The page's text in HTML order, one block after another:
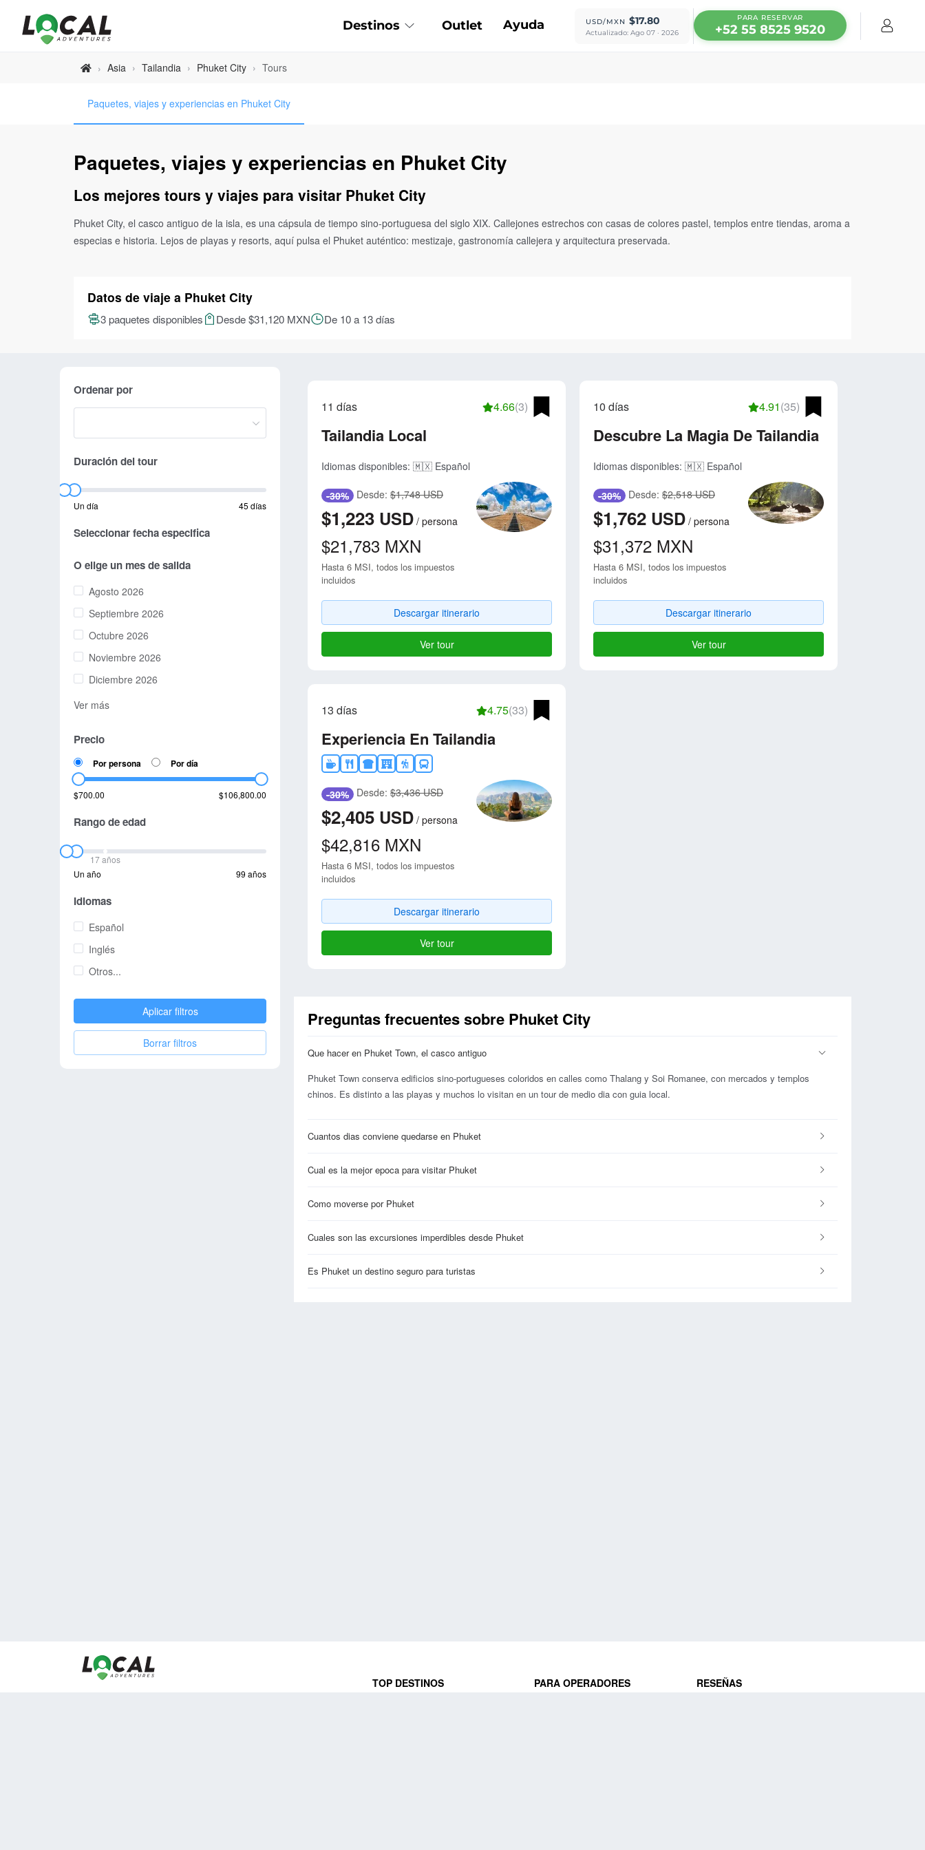
Destinos Outlet Ayuda USD/MXN $17.80
Actualizado: Ago 07 · 2026
PARA RESERVAR
+52 55 8525 9520
› Asia › Tailandia › Phuket City › Tours
Paquetes, viajes y experiencias en Phuket City
Paquetes, viajes y experiencias en Phuket City
Los mejores tours y viajes para visitar Phuket City
Phuket City, el casco antiguo de la isla, es una cápsula de tiempo sino-portuguesa del siglo XIX. Callejones estrechos con casas de colores pastel, templos entre tiendas, aroma a
especias e historia. Lejos de playas y resorts, aquí pulsa el Phuket auténtico: mestizaje, gastronomía callejera y arquitectura preservada.
Datos de viaje a Phuket City
3 paquetes disponibles Desde $31,120 MXN De 10 a 13 días
Ordenar por
Duración del tour
Un día 45 días
Seleccionar fecha especifica
O elige un mes de salida
Agosto 2026
Septiembre 2026
Octubre 2026
Noviembre 2026
Diciembre 2026
Ver más
Precio
Por persona Por día
$700.00 $106,800.00
Rango de edad
17 años
Un año
99 años
Idiomas
Español
Inglés
Otros...
Aplicar filtros
Borrar filtros
11 días 4.66(3)
Tailandia Local
Idiomas disponibles: 🇲🇽 Español
-30% Desde: $1,748 USD
$1,223 USD / persona
$21,783 MXN
Hasta 6 MSI, todos los impuestos
incluidos
Descargar itinerario
Ver tour
10 días 4.91(35)
Descubre La Magia De Tailandia
Idiomas disponibles: 🇲🇽 Español
-30% Desde: $2,518 USD
$1,762 USD / persona
$31,372 MXN
Hasta 6 MSI, todos los impuestos
incluidos
Descargar itinerario
Ver tour
13 días 4.75(33)
Experiencia En Tailandia
-30% Desde: $3,436 USD
$2,405 USD / persona
$42,816 MXN
Hasta 6 MSI, todos los impuestos
incluidos
Descargar itinerario
Ver tour
Preguntas frecuentes sobre Phuket City
Que hacer en Phuket Town, el casco antiguo
Phuket Town conserva edificios sino-portugueses coloridos en calles como Thalang y Soi Romanee, con mercados y templos
chinos. Es distinto a las playas y muchos lo visitan en un tour de medio dia con guia local.
Cuantos dias conviene quedarse en Phuket
Cual es la mejor epoca para visitar Phuket
Como moverse por Phuket
Cuales son las excursiones imperdibles desde Phuket
Es Phuket un destino seguro para turistas
TOP DESTINOS PARA OPERADORES RESEÑAS